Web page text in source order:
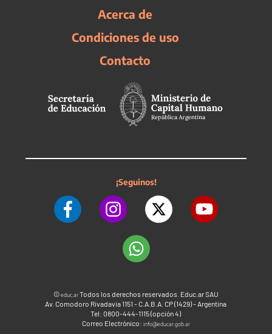
Acerca de
Condiciones de uso
Contacto
¡Seguinos!
©educ.arTodos los derechos reservados. Educ.ar SAU
Av. Comodoro Rivadavia 1151 - C.A.B.A. CP (1429) - Argentina
Tel: 0800-444-1115 (opción 4)
Correo Electrónico: info@educar.gob.ar